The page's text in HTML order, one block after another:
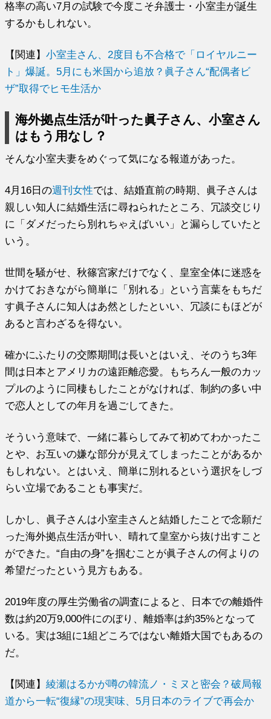
格率の高い7月の試験で今度こそ弁護士・小室圭が誕生
するかもしれない。
【関連】小室圭さん、2度目も不合格で「ロイヤルニー
ト」爆誕。5月にも米国から追放？眞子さん“配偶者ビ
ザ”取得でヒモ生活か
海外拠点生活が叶った眞子さん、小室さん
はもう用なし？
そんな小室夫妻をめぐって気になる報道があった。
4月16日の週刊女性では、結婚直前の時期、眞子さんは
親しい知人に結婚生活に尋ねられたところ、冗談交じり
に「ダメだったら別れちゃえばいい」と漏らしていたと
いう。
世間を騒がせ、秋篠宮家だけでなく、皇室全体に迷惑を
かけておきながら簡単に「別れる」という言葉をもちだ
す眞子さんに知人はあ然としたといい、冗談にもほどが
あると言わざるを得ない。
確かにふたりの交際期間は長いとはいえ、そのうち3年
間は日本とアメリカの遠距離恋愛。もちろん一般のカッ
プルのように同棲もしたことがなければ、制約の多い中
で恋人としての年月を過ごしてきた。
そういう意味で、一緒に暮らしてみて初めてわかったこ
とや、お互いの嫌な部分が見えてしまったことがあるか
もしれない。とはいえ、簡単に別れるという選択をしづ
らい立場であることも事実だ。
しかし、眞子さんは小室圭さんと結婚したことで念願だ
った海外拠点生活が叶い、晴れて皇室から抜け出すこと
ができた。“自由の身”を掴むことが眞子さんの何よりの
希望だったという見方もある。
2019年度の厚生労働省の調査によると、日本での離婚件
数は約20万9,000件にのぼり、離婚率は約35%となって
いる。実は3組に1組どころではない離婚大国でもあるの
だ。
【関連】綾瀬はるかが噂の韓流ノ・ミヌと密会？破局報
道から一転“復縁”の現実味、5月日本のライブで再会か